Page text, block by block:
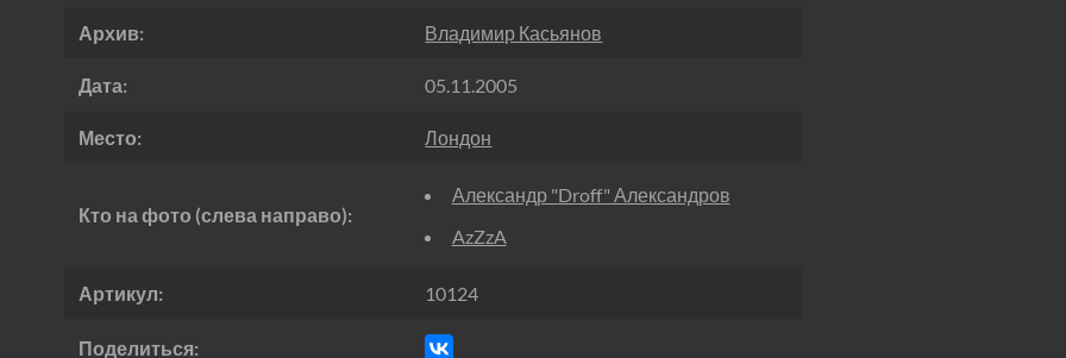
Архив: Владимир Касьянов
Дата: 05.11.2005
Место: Лондон
Кто на фото (слева направо):
Александр "Droff" Александров
AzZzA
Артикул: 10124
Поделиться: